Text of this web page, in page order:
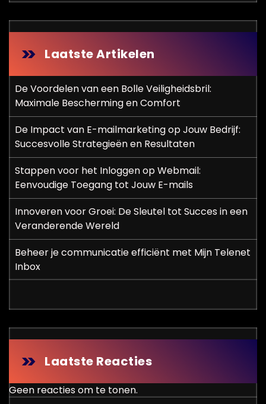
Laatste Artikelen
De Voordelen van een Bolle Veiligheidsbril:
Maximale Bescherming en Comfort
De Impact van E-mailmarketing op Jouw Bedrijf:
Succesvolle Strategieën en Resultaten
Stappen voor het Inloggen op Webmail:
Eenvoudige Toegang tot Jouw E-mails
Innoveren voor Groei: De Sleutel tot Succes in een
Veranderende Wereld
Beheer je communicatie efficiënt met Mijn Telenet
Inbox
Laatste Reacties
Geen reacties om te tonen.